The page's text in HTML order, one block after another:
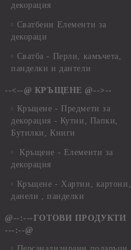
декорация
Сватбени Елементи за
декораци
Сватба - Перли, камъчета,
панделки и дантели
--<--@ КРЪЩЕНЕ @-->--
Кръщене - Предмети за
декорация - Кутии, Папки,
Бутилки, Книги
Кръщене - Елементи за
декорация
Кръщене - Хартии, картони,
данели , панделки
@--:---ГОТОВИ ПРОДУКТИ
---:--@